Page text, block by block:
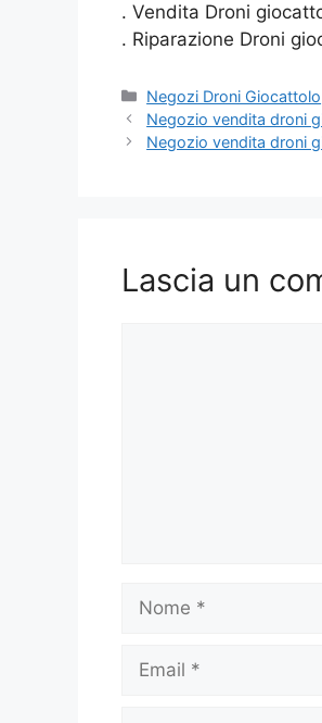
. Vendita Droni
. Riparazione Droni
Categorie
Negozi Droni Giocattolo
Negozio vendita droni
Negozio vendita droni
Lascia un